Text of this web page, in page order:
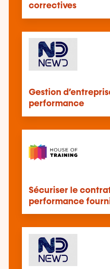
correctives
Gestion
performance
Sécuriser le
performance